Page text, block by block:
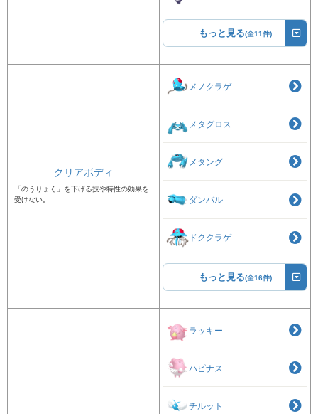
もっと見る(全11件)
クリアボディ
「のうりょく」を下げる技や特性の効果を
受けない。
メノクラゲ
メタグロス
メタング
ダンバル
ドククラゲ
もっと見る(全16件)
ラッキー
ハピナス
チルット